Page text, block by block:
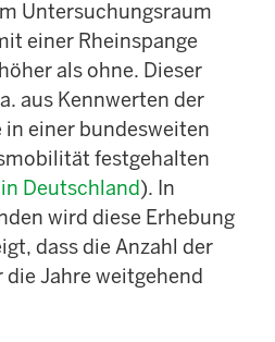
Untersuchungsraum
einer Rheinspange
als ohne. Dieser
aus Kennwerten der
einer bundesweiten
festgehalten
Deutschland). In
wird diese Erhebung
dass die Anzahl der
die Jahre weitgehend